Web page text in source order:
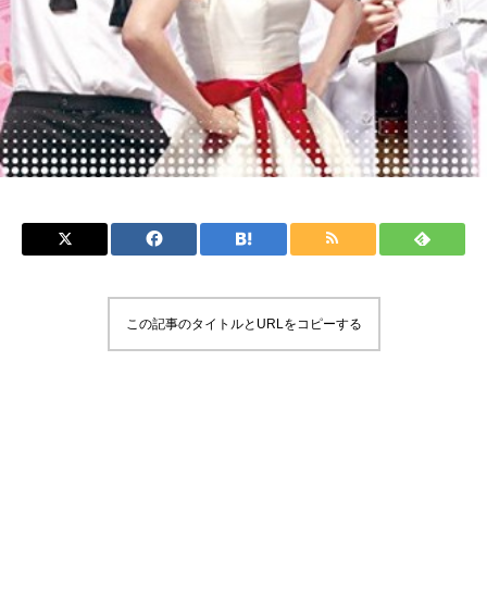
この記事のタイトルとURLをコピーする